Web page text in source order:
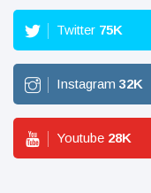
Twitter 75K
Instagram 32K
Youtube 28K